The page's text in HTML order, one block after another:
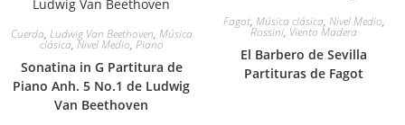
Cuerda, Ludwig Van Beethoven, Música
clásica, Nivel Medio, Piano
Sonatina in G Partitura de
Piano Anh. 5 No.1 de Ludwig
Van Beethoven
Fagot, Música clásica, Nivel Medio,
Rossini, Viento Madera
El Barbero de Sevilla
Partituras de Fagot